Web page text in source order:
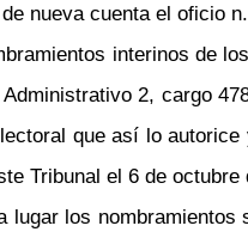
nueva cuenta el oficio
interinos de
2, cargo
que así lo
Tribunal el 6 de octubre
los nombramientos